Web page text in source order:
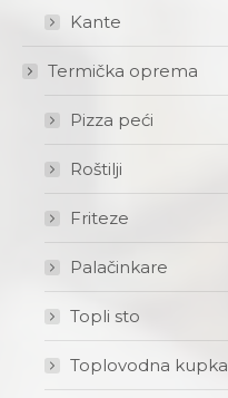
Kante
Termička oprema
Pizza peći
Roštilji
Friteze
Palačinkare
Topli sto
Toplovodna kupka